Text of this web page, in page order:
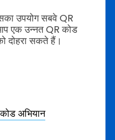
उपयोग सबवे QR
एक उन्नत QR कोड
दोहरा सकते हैं।
अभियान